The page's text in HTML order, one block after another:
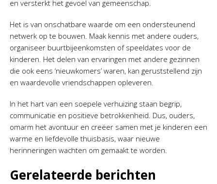
en versterkt het gevoel van gemeenschap.
Het is van onschatbare waarde om een ondersteunend
netwerk op te bouwen. Maak kennis met andere ouders,
organiseer buurtbijeenkomsten of speeldates voor de
kinderen. Het delen van ervaringen met andere gezinnen
die ook eens ‘nieuwkomers’ waren, kan geruststellend zijn
en waardevolle vriendschappen opleveren.
In het hart van een soepele verhuizing staan begrip,
communicatie en positieve betrokkenheid. Dus, ouders,
omarm het avontuur en creëer samen met je kinderen een
warme en liefdevolle thuisbasis, waar nieuwe
herinneringen wachten om gemaakt te worden.
Gerelateerde berichten